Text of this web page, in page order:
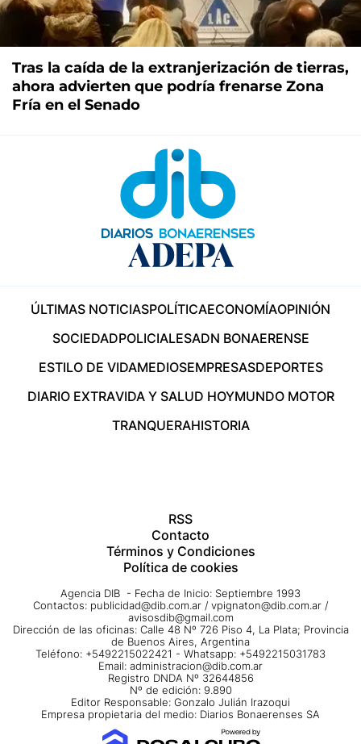
Tras la caída de la extranjerización de tierras,
ahora advierten que podría frenarse Zona
Fría en el Senado
ÚLTIMAS NOTICIASPOLÍTICAECONOMÍAOPINIÓN
SOCIEDADPOLICIALESADN BONAERENSE
ESTILO DE VIDAMEDIOSEMPRESASDEPORTES
DIARIO EXTRAVIDA Y SALUD HOYMUNDO MOTOR
TRANQUERAHISTORIA
RSS
Contacto
Términos y Condiciones
Política de cookies
Agencia DIB - Fecha de Inicio: Septiembre 1993
Contactos: publicidad@dib.com.ar / vpignaton@dib.com.ar /
avisosdib@gmail.com
Dirección de las oficinas: Calle 48 Nº 726 Piso 4, La Plata; Provincia
de Buenos Aires, Argentina
Teléfono: +5492215022421 - Whatsapp: +5492215031783
Email: administracion@dib.com.ar
Registro DNDA Nº 32644856
Nº de edición: 9.890
Editor Responsable: Gonzalo Julián Irazoqui
Empresa propietaria del medio: Diarios Bonaerenses SA